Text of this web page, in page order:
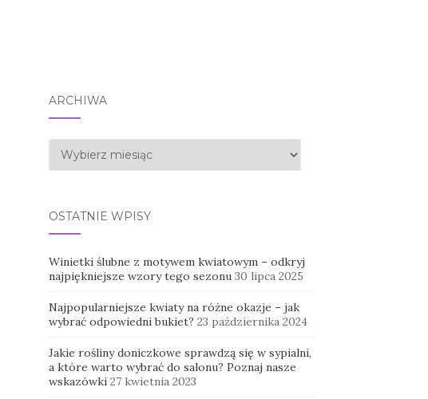
ARCHIWA
Archiwa
OSTATNIE WPISY
Winietki ślubne z motywem kwiatowym – odkryj
najpiękniejsze wzory tego sezonu 30 lipca 2025
Najpopularniejsze kwiaty na różne okazje – jak
wybrać odpowiedni bukiet? 23 października 2024
Jakie rośliny doniczkowe sprawdzą się w sypialni,
a które warto wybrać do salonu? Poznaj nasze
wskazówki 27 kwietnia 2023